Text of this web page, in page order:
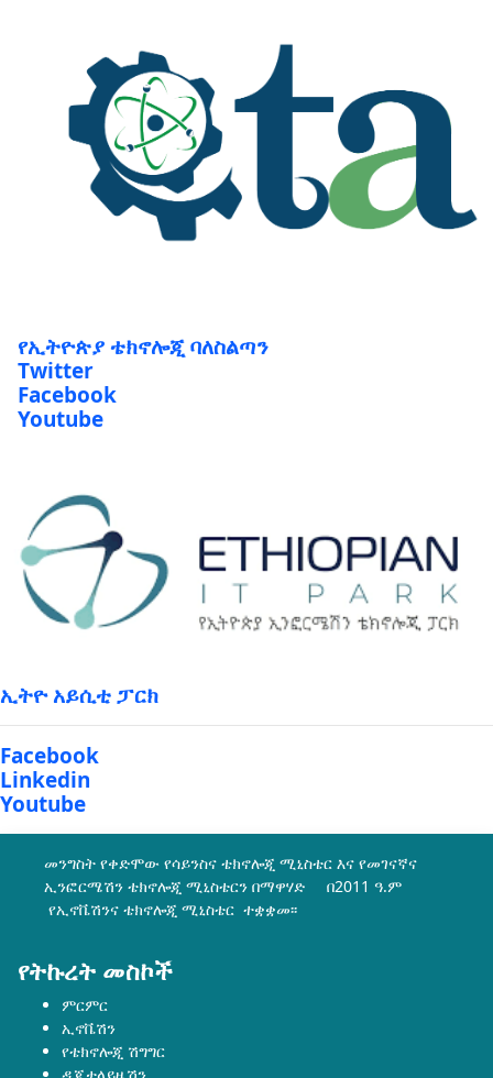
የኢትዮጵያ ቴክኖሎጂ ባለስልጣን
Twitter
Facebook
Youtube
ኢትዮ አይሲቲ ፓርክ
Facebook
Linkedin
Youtube
መንግስት የቀድሞው የሳይንስና ቴክኖሎጂ ሚኒስቴር እና የመገናኛና
ኢንፎርሜሽን ቴክኖሎጂ ሚኒስቴርን በማዋሃድ በ2011 ዓ.ም
የኢኖቬሽንና ቴክኖሎጂ ሚኒስቴር ተቋቋመ፡፡
የትኩረት መስኮች
ምርምር
ኢኖቬሽን
የቴክኖሎጂ ሽግግር